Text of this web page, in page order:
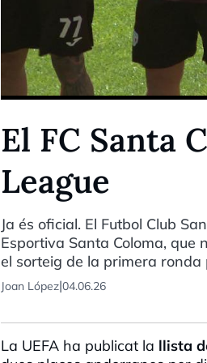
El FC Santa
League
Ja és oficial. El Futbol Club
Esportiva Santa Coloma, que
el sorteig de la primera ronda
Joan López|04.06.26
La UEFA ha publicat la llista